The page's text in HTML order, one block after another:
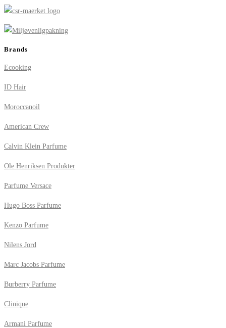
Brands
Ecooking
ID Hair
Moroccanoil
American Crew
Calvin Klein Parfume
Ole Henriksen Produkter
Parfume Versace
Hugo Boss Parfume
Kenzo Parfume
Nilens Jord
Marc Jacobs Parfume
Burberry Parfume
Clinique
Armani Parfume